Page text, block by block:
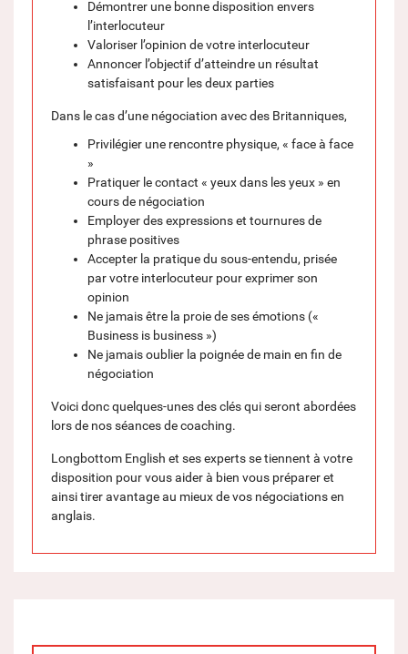
Démontrer une bonne disposition envers
l’interlocuteur
Valoriser l’opinion de votre interlocuteur
Annoncer l’objectif d’atteindre un résultat
satisfaisant pour les deux parties
Dans le cas d’une négociation avec des Britanniques,
Privilégier une rencontre physique, « face à face
»
Pratiquer le contact « yeux dans les yeux » en
cours de négociation
Employer des expressions et tournures de
phrase positives
Accepter la pratique du sous-entendu, prisée
par votre interlocuteur pour exprimer son
opinion
Ne jamais être la proie de ses émotions («
Business is business »)
Ne jamais oublier la poignée de main en fin de
négociation
Voici donc quelques-unes des clés qui seront abordées
lors de nos séances de coaching.
Longbottom English et ses experts se tiennent à votre
disposition pour vous aider à bien vous préparer et
ainsi tirer avantage au mieux de vos négociations en
anglais.